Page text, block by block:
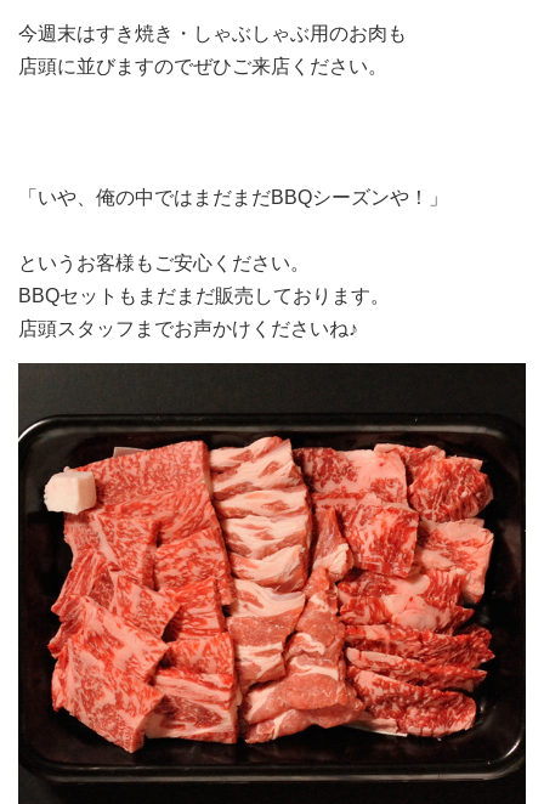
今週末はすき焼き・しゃぶしゃぶ用のお肉も
店頭に並びますのでぜひご来店ください。
「いや、俺の中ではまだまだBBQシーズンや！」
というお客様もご安心ください。
BBQセットもまだまだ販売しております。
店頭スタッフまでお声かけくださいね♪